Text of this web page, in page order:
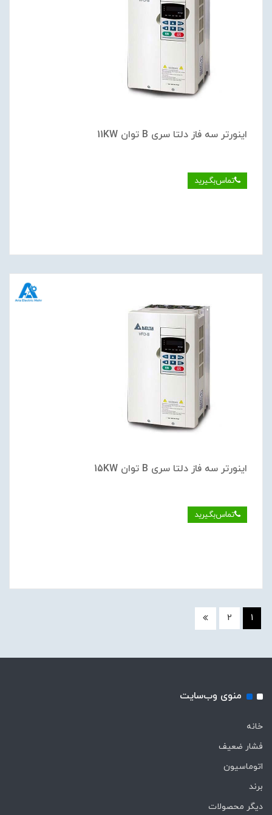
اینورتر سه فاز دلتا سری B توان 11KW
تماس‌بگیرید
اینورتر سه فاز دلتا سری B توان 15KW
تماس‌بگیرید
2
منوی وب‌سایت
خانه
فشار ضعیف
اتوماسیون
برند
دیگر محصولات